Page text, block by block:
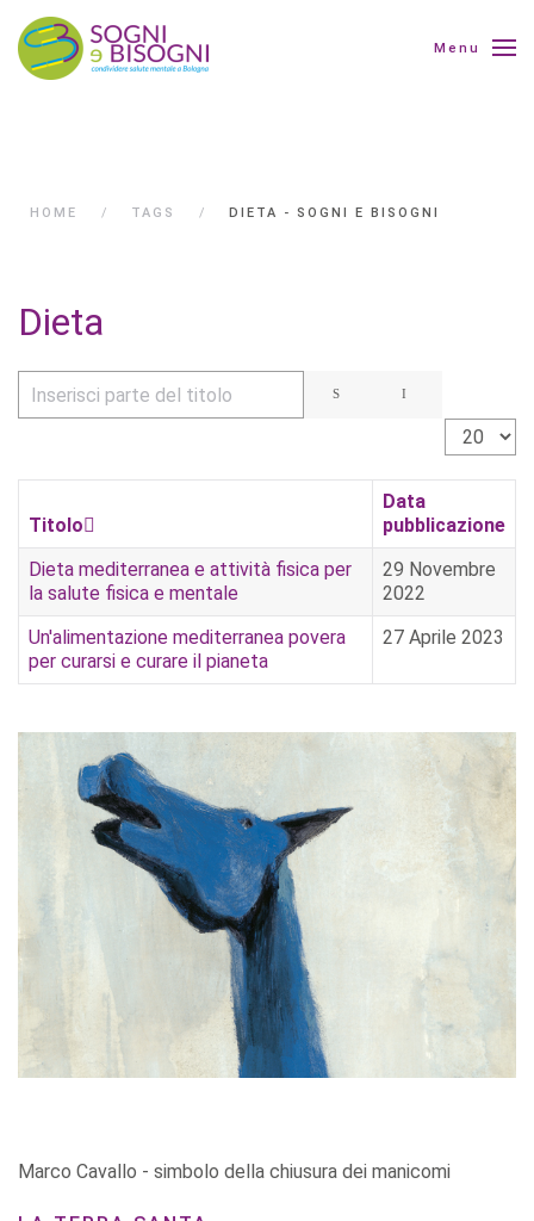
Menu
HOME TAGS DIETA - SOGNI E BISOGNI
Dieta
Inserisci parte del titolo
Visualizza
Titolo
Data
pubblicazione
Dieta mediterranea e attività fisica per
la salute fisica e mentale
29 Novembre
2022
Un'alimentazione mediterranea povera
per curarsi e curare il pianeta
27 Aprile 2023
Marco Cavallo - simbolo della chiusura dei manicomi